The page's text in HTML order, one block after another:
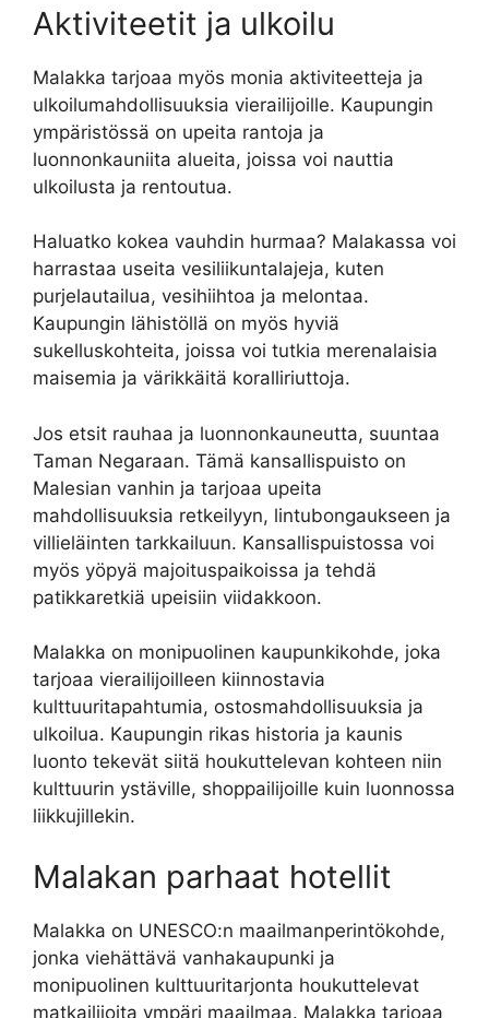
Aktiviteetit ja ulkoilu
Malakka tarjoaa myös monia aktiviteetteja ja
ulkoilumahdollisuuksia vierailijoille. Kaupungin
ympäristössä on upeita rantoja ja
luonnonkauniita alueita, joissa voi nauttia
ulkoilusta ja rentoutua.
Haluatko kokea vauhdin hurmaa? Malakassa voi
harrastaa useita vesiliikuntalajeja, kuten
purjelautailua, vesihiihtoa ja melontaa.
Kaupungin lähistöllä on myös hyviä
sukelluskohteita, joissa voi tutkia merenalaisia
maisemia ja värikkäitä koralliriuttoja.
Jos etsit rauhaa ja luonnonkauneutta, suuntaa
Taman Negaraan. Tämä kansallispuisto on
Malesian vanhin ja tarjoaa upeita
mahdollisuuksia retkeilyyn, lintubongaukseen ja
villieläinten tarkkailuun. Kansallispuistossa voi
myös yöpyä majoituspaikoissa ja tehdä
patikkaretkiä upeisiin viidakkoon.
Malakka on monipuolinen kaupunkikohde, joka
tarjoaa vierailijoilleen kiinnostavia
kulttuuritapahtumia, ostosmahdollisuuksia ja
ulkoilua. Kaupungin rikas historia ja kaunis
luonto tekevät siitä houkuttelevan kohteen niin
kulttuurin ystäville, shoppailijoille kuin luonnossa
liikkujillekin.
Malakan parhaat hotellit
Malakka on UNESCO:n maailmanperintökohde,
jonka viehättävä vanhakaupunki ja
monipuolinen kulttuuritarjonta houkuttelevat
matkailijoita ympäri maailmaa. Malakka tarjoaa